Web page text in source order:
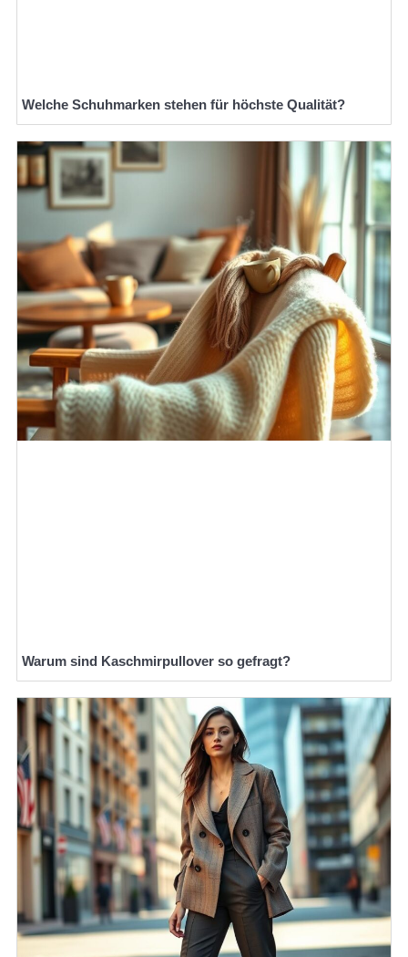
Welche Schuhmarken stehen für höchste Qualität?
Warum sind Kaschmirpullover so gefragt?